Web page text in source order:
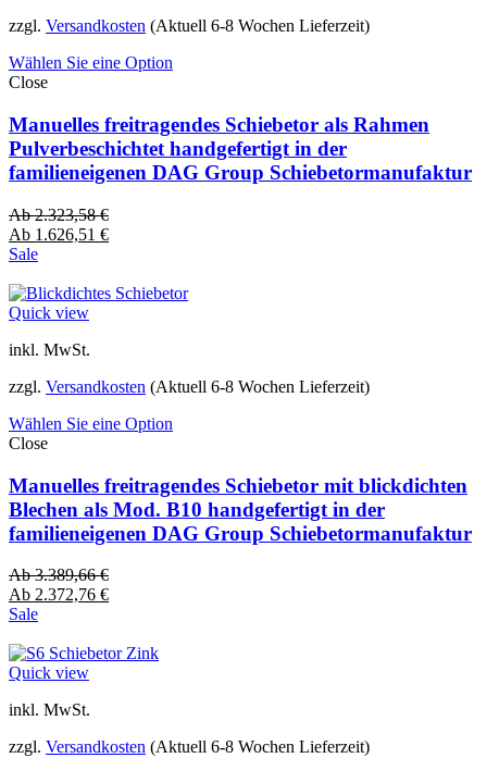
zzgl. Versandkosten (Aktuell 6-8 Wochen Lieferzeit)
Wählen Sie eine Option
Close
Manuelles freitragendes Schiebetor als Rahmen
Pulverbeschichtet handgefertigt in der
familieneigenen DAG Group Schiebetormanufaktur
Ab2.323,58€
Ab 1.626,51 €
Sale
Quick view
inkl. MwSt.
zzgl. Versandkosten (Aktuell 6-8 Wochen Lieferzeit)
Wählen Sie eine Option
Close
Manuelles freitragendes Schiebetor mit blickdichten
Blechen als Mod. B10 handgefertigt in der
familieneigenen DAG Group Schiebetormanufaktur
Ab3.389,66€
Ab 2.372,76 €
Sale
Quick view
inkl. MwSt.
zzgl. Versandkosten (Aktuell 6-8 Wochen Lieferzeit)